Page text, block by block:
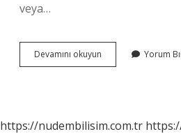
veya…
Devamını okuyun
Yaparken
Yorum
https://nudembilisim.com.tr